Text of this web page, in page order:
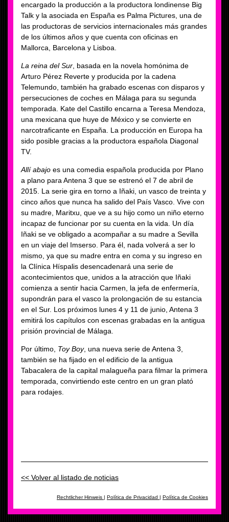
encargado la producción a la productora londinense Big
Talk y la asociada en España es Palma Pictures, una de
las productoras de servicios internacionales más grandes
de los últimos años y que cuenta con oficinas en
Mallorca, Barcelona y Lisboa.
La reina del Sur , basada en la novela homónima de
Arturo Pérez Reverte y producida por la cadena
Telemundo, también ha grabado escenas con disparos y
persecuciones de coches en Málaga para su segunda
temporada. Kate del Castillo encarna a Teresa Mendoza,
una mexicana que huye de México y se convierte en
narcotraficante en España. La producción en Europa ha
sido posible gracias a la productora española Diagonal
TV.
Allí abajo es una comedia española producida por Plano
a plano para Antena 3 que se estrenó el 7 de abril de
2015. La serie gira en torno a Iñaki, un vasco de treinta y
cinco años que nunca ha salido del País Vasco. Vive con
su madre, Maritxu, que ve a su hijo como un niño eterno
incapaz de funcionar por su cuenta en la vida. Un día
Iñaki se ve obligado a acompañar a su madre a Sevilla
en un viaje del Imserso. Para él, nada volverá a ser lo
mismo, ya que su madre entra en coma y su ingreso en
la Clínica Híspalis desencadenará una serie de
acontecimientos que, unidos a la atracción que Iñaki
comienza a sentir hacia Carmen, la jefa de enfermería,
supondrán para el vasco la prolongación de su estancia
en el Sur. Los próximos lunes 4 y 11 de junio, Antena 3
emitirá los capítulos con escenas grabadas en la antigua
prisión provincial de Málaga.
Por último, Toy Boy, una nueva serie de Antena 3,
también se ha fijado en el edificio de la antigua
Tabacalera de la capital malagueña para filmar la primera
temporada, convirtiendo este centro en un gran plató
para rodajes.
<< Volver al listado de noticias
Rechtlicher Hinweis | Política de Privacidad | Política de Cookies